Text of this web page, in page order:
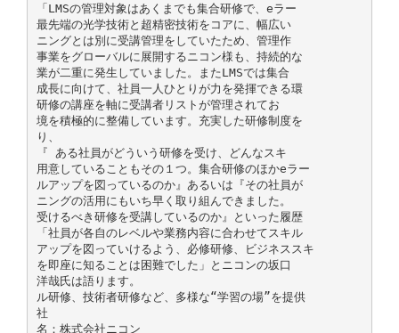
「LMSの管理対象はあくまでも集合研修で、eラー
最先端の光学技術と超精密技術をコアに、幅広い
ニングとは別に受講管理をしていたため、管理作
事業をグローバルに展開するニコン様も、持続的な
業が二重に発生していました。またLMSでは集合
成長に向けて、社員一人ひとりが力を発揮できる環
研修の講座を軸に受講者リストが管理されてお
境を積極的に整備しています。充実した研修制度を
り、
『 ある社員がどういう研修を受け、どんなスキ
用意していることもその１つ。集合研修のほかeラー
ルアップを図っているのか』あるいは『その社員が
ニングの活用にもいち早く取り組んできました。
受けるべき研修を受講しているのか』といった履歴
「社員が各自のレベルや業務内容に合わせてスキル
アップを図っていけるよう、必修研修、ビジネススキ
を即座に知ることは困難でした」とニコンの坂口
洋哉氏は語ります。
ル研修、技術者研修など、多様な“学習の場”を提供
社
名：株式会社ニコン